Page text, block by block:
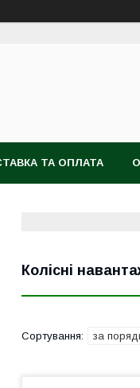
ТА ОПЛАТА
Колісні